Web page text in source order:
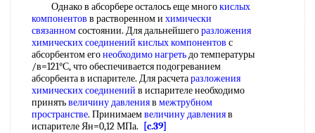
Однако в абсорбере осталось еще многокислых
компонентов в растворенном и химически
связанномсостоянии. Для дальнейшегоразложения
химических соединений кислых компонентов с
абсорбентом егонеобходимо нагретьдо температуры
/в=121°С, что обеспечивается подогреванием
абсорбента в испарителе. Для расчетаразложения
химических соединений в испарителе необходимо
принятьвеличину давленияв межтрубном
пространстве. Принимаемвеличину давленияв
испарителе Ян=0,12 МПа.
[c.39]